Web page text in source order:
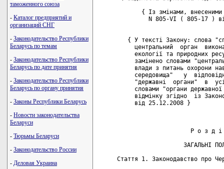
таможенного союза
- Каталог предприятий и
организаций СНГ
- Законодательство Республики
Беларусь по темам
- Законодательство Республики
Беларусь по дате принятия
- Законодательство Республики
Беларусь по органу принятия
- Законы Республики Беларусь
- Новости законодательства
Беларуси
- Тюрьмы Беларуси
- Законодательство России
- Деловая Украина